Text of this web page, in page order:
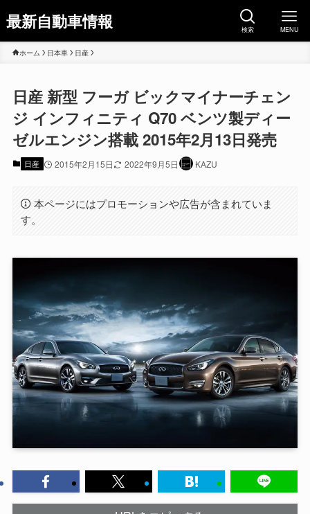
最新自動車情報 検索 MENU
ホーム 日本車 日産
日産 新型 フーガ ビックマイナーチェン
ジ インフィニティ Q70 ベンツ製ディー
ゼルエンジン搭載 2015年2月13日発売
日産 2015年2月15日 2022年9月5日 KAZU
本ページにはプロモーションや広告が含まれていま
す。